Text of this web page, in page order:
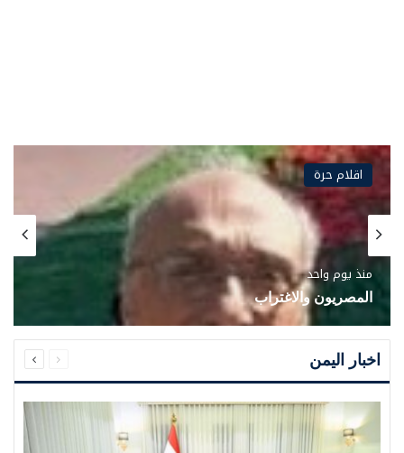
اقلام حرة
منذ يوم واحد
المصريون والاغتراب
اخبار اليمن الصفحة
السابقة
الصفحة
التالية